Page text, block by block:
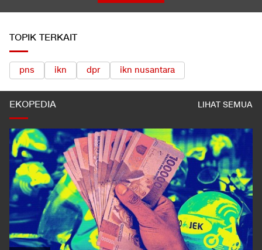
TOPIK TERKAIT
pns ikn dpr ikn nusantara
EKOPEDIA LIHAT SEMUA